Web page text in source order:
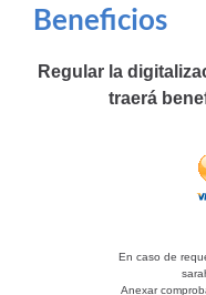
Beneficios
Regular la
traerá
En caso de
Anexar